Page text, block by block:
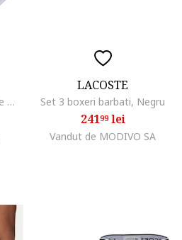
Set de chiloti din amestec de bumbac cu banda logo in talie - 3 perechi, Alb/Negru/Gri
LACOSTE
Set 3 boxeri barbati, Negru
24199lei
Vandut de MODIVO SA